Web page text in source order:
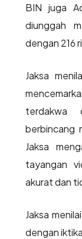
BIN juga
diunggah
dengan 216
Jaksa
terdakwa
berbincang
Jaksa
tayangan
akurat dan
Jaksa
dengan